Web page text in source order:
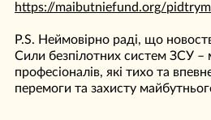
https://maibutniefund.org/
P.S. Неймовірно раді, що
Сили безпілотних систем ЗСУ –
професіоналів, які тихо та
перемоги та захисту